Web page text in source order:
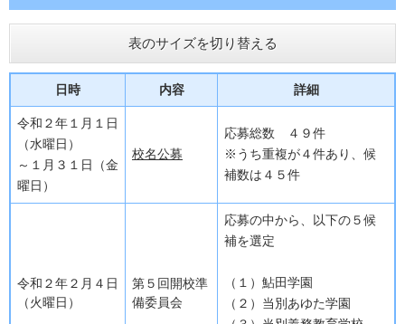
表のサイズを切り替える
日時 内容 詳細
令和２年１月１日
（水曜日）
～１月３１日（金
曜日）
校名公募
応募総数 ４９件
※うち重複が４件あり、候
補数は４５件
令和２年２月４日
（火曜日）
第５回開校準
備委員会
応募の中から、以下の５候
補を選定
（１）鮎田学園
（２）当別あゆた学園